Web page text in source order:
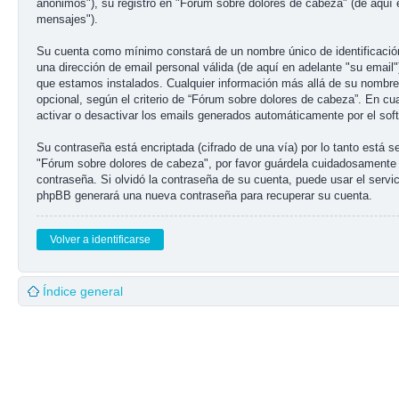
anónimos"), su registro en "Fórum sobre dolores de cabeza" (de
mensajes").
Su cuenta como mínimo constará de un nombre único de
una dirección de email personal válida (de aquí en adelante "su
que estamos instalados. Cualquier información más allá de su
opcional, según el criterio de “Fórum sobre dolores de cabeza”. En
activar o desactivar los emails generados automáticamente por el
Su contraseña está encriptada (cifrado de una vía) por lo tanto está
"Fórum sobre dolores de cabeza", por favor guárdela
contraseña. Si olvidó la contraseña de su cuenta, puede usar el
phpBB generará una nueva contraseña para recuperar su cuenta.
Volver a identificarse
Índice general